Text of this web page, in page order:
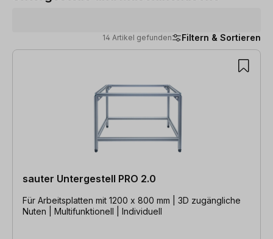
14 Artikel gefunden Filtern & Sortieren
14 Artikel gefunden
sauter Untergestell PRO 2.0
Für Arbeitsplatten mit 1200 x 800 mm | 3D zugängliche
Nuten | Multifunktionell | Individuell